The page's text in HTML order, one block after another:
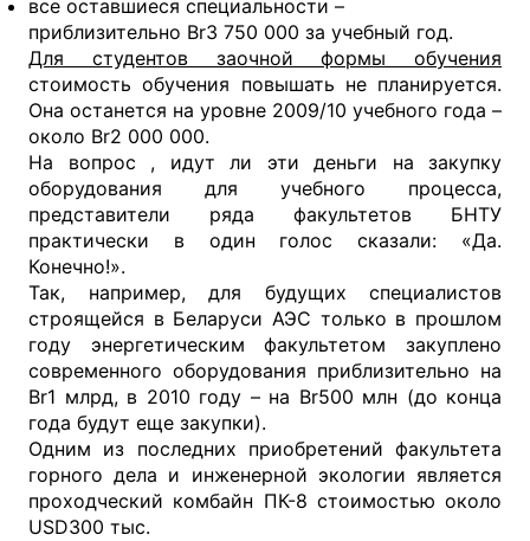
все оставшиеся специальности –
приблизительно Br3 750 000 за учебный год.
Для студентов заочной формы обучения
стоимость обучения повышать не планируется.
Она останется на уровне 2009/10 учебного года –
около Br2 000 000.
На вопрос , идут ли эти деньги на закупку
оборудования для учебного процесса,
представители ряда факультетов БНТУ
практически в один голос сказали: «Да.
Конечно!».
Так, например, для будущих специалистов
строящейся в Беларуси АЭС только в прошлом
году энергетическим факультетом закуплено
современного оборудования приблизительно на
Br1 млрд, в 2010 году – на Br500 млн (до конца
года будут еще закупки).
Одним из последних приобретений факультета
горного дела и инженерной экологии является
проходческий комбайн ПК-8 стоимостью около
USD300 тыс.